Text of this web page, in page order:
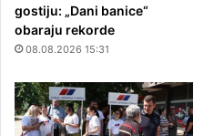
gostiju: „Dani banice“
obaraju rekorde
08.08.2026 15:31